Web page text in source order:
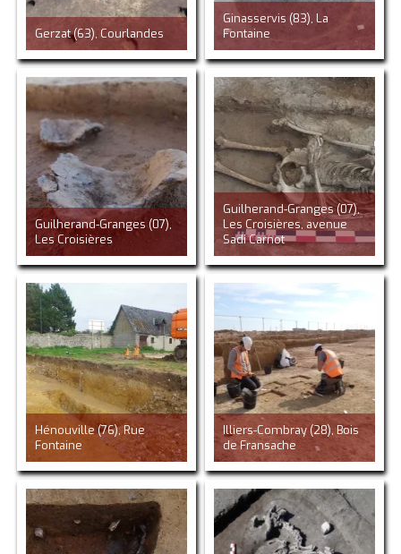
Gerzat (63), Courlandes
Ginasservis (83), La
Fontaine
Guilherand-Granges (07),
Les Croisières
Guilherand-Granges (07),
Les Croisières, avenue
Sadi Carnot
Hénouville (76), Rue
Fontaine
Illiers-Combray (28), Bois
de Fransache